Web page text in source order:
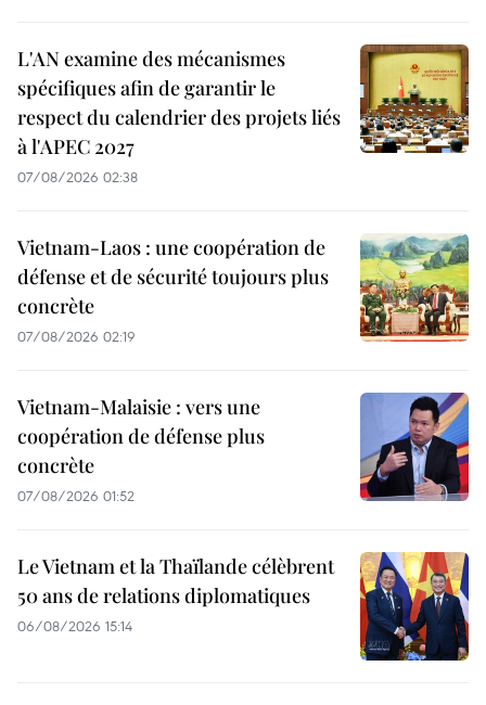
L'AN examine des mécanismes
spécifiques afin de garantir le
respect du calendrier des projets liés
à l'APEC 2027
07/08/2026 02:38
Vietnam-Laos : une coopération de
défense et de sécurité toujours plus
concrète
07/08/2026 02:19
Vietnam-Malaisie : vers une
coopération de défense plus
concrète
07/08/2026 01:52
Le Vietnam et la Thaïlande célèbrent
50 ans de relations diplomatiques
06/08/2026 15:14